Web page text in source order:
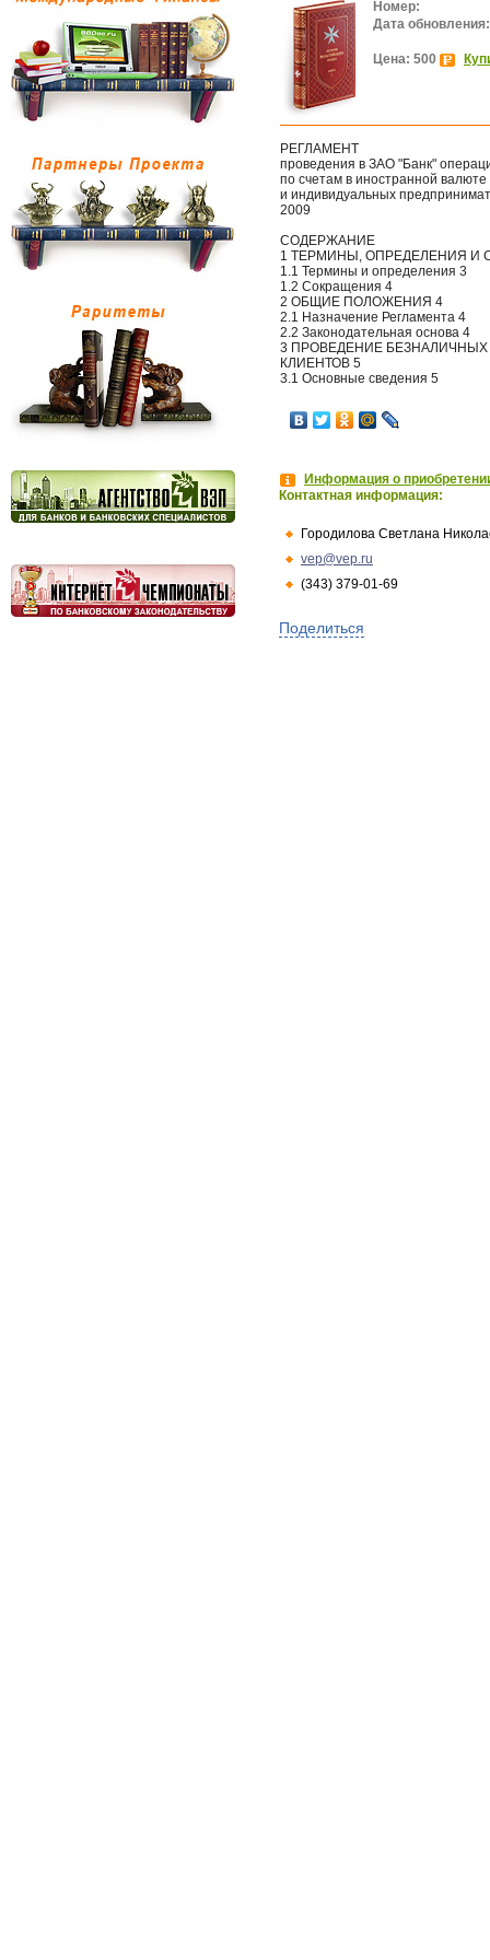
Номер:
Дата обновления:
Цена: 500
РЕГЛАМЕНТ
проведения в ЗАО "Банк"
по счетам в иностранной
и индивидуальных
2009
СОДЕРЖАНИЕ
1 ТЕРМИНЫ, ОПРЕДЕЛЕНИЯ И
1.1 Термины и определения 3
1.2 Сокращения 4
2 ОБЩИЕ ПОЛОЖЕНИЯ 4
2.1 Назначение Регламента 4
2.2 Законодательная основа 4
3 ПРОВЕДЕНИЕ
КЛИЕНТОВ 5
3.1 Основные сведения 5
Информация о
Контактная информация:
Городилова Светлана
vep@vep.ru
(343) 379-01-69
Поделиться